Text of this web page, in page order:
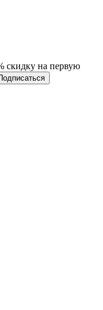
скидку на первую